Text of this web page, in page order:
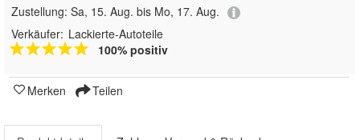
Zustellung: Sa, 15. Aug. bis Mo, 17. Aug.
Verkäufer: Lackierte-Autoteile
100% positiv
Merken Teilen